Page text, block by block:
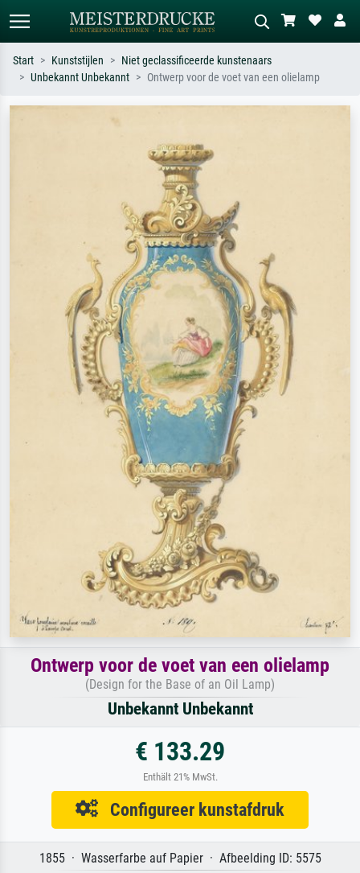
olieverfschilderij, staand naakt naast
Start Kunststijlen
Niet geclassificeerde kunstenaars
Unbekannt Unbekannt
Ontwerp voor de voet van een olielamp
Ontwerp voor de voet van een olielamp
(Design for the Base of an Oil Lamp)
Unbekannt Unbekannt
€ 133.29
Enthält 21% MwSt.
Configureer kunstafdruk
1855 · Wasserfarbe auf Papier · Afbeelding ID: 5575